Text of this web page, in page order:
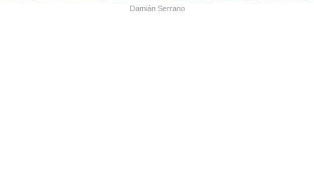
Damián Serrano